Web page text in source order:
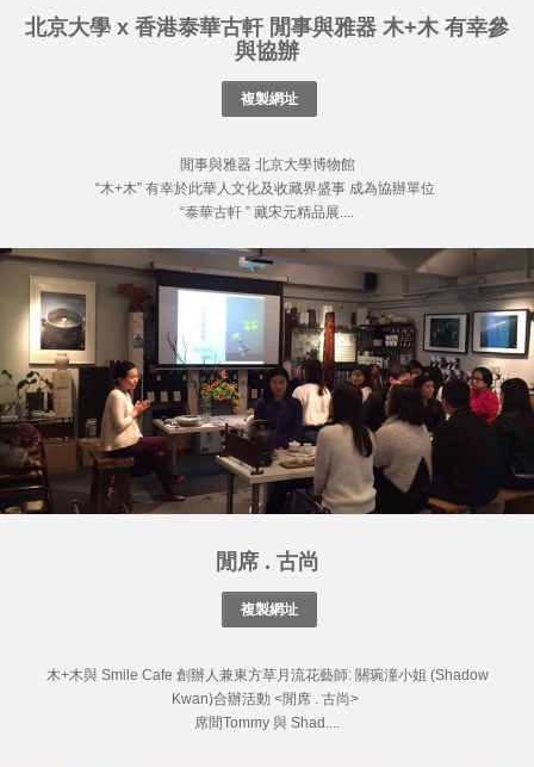
北京大學 x 香港泰華古軒 閒事與雅器 木+木 有幸參
與協辦
閒事與雅器 北京大學博物館
“木+木” 有幸於此華人文化及收藏界盛事 成為協辦單位
“泰華古軒 ” 藏宋元精品展....
閒席 . 古尚
木+木與 Smile Cafe 創辦人兼東方草月流花藝師: 關琬潼小姐 (Shadow
Kwan)合辦活動 <閒席 . 古尚>
席間Tommy 與 Shad....